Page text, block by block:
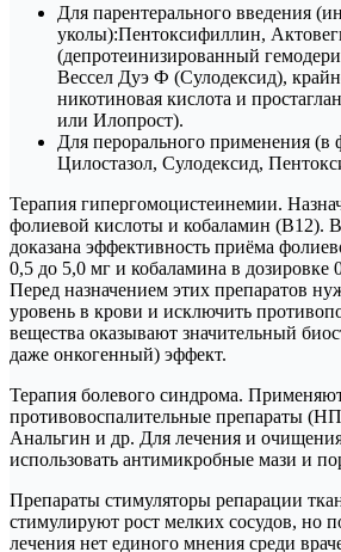
Для парентерального введения
уколы):Пентоксифиллин,
(депротеинизированный
Вессел Дуэ Ф (Сулодексид),
никотиновая кислота и
или Илопрост).
Для перорального применения (в
Цилостазол, Сулодексид,
Терапия гипергомоцистеинемии.
фолиевой кислоты и кобаламин (B12).
доказана эффективность приёма
0,5 до 5,0 мг и кобаламина в дозировке
Перед назначением этих препаратов
уровень в крови и исключить
вещества оказывают значительный
даже онкогенный) эффект.
Терапия болевого синдрома.
противовоспалительные препараты
Анальгин и др. Для лечения и
использовать антимикробные мази и
Препараты стимуляторы репарации
стимулируют рост мелких сосудов, но
лечения нет единого мнения среди